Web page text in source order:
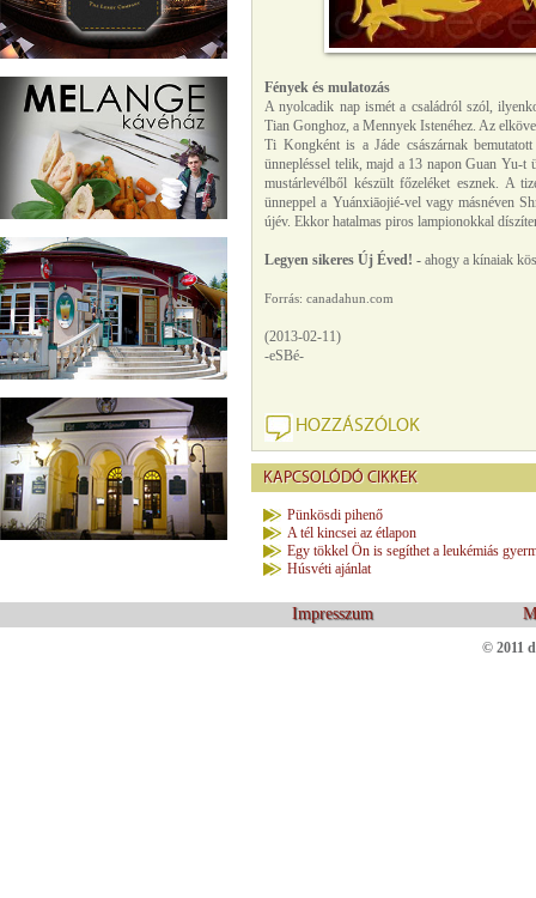
Fények és mulatozás
A nyolcadik nap ismét a családról szól,
Tian Gonghoz, a Mennyek Istenéhez. Az
Ti Kongként is a Jáde császárnak
ünnepléssel telik, majd a 13 napon Guan Yu-t
mustárlevélből készült főzeléket esznek. A
ünneppel a Yuánxiāojié-vel vagy másnéven
újév. Ekkor hatalmas piros lampionokkal
Legyen sikeres Új Éved! - ahogy a kínaiak
Forrás: canadahun.com
(2013-02-11)
-eSBé-
HOZZÁSZÓLOK
KAPCSOLÓDÓ CIKKEK
Pünkösdi pihenő
A tél kincsei az étlapon
Egy tökkel Ön is segíthet a leukémiás
Húsvéti ajánlat
Impresszum
© 2011